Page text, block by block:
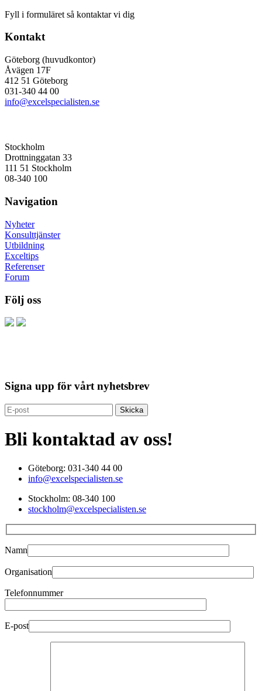
Fyll i formuläret så kontaktar vi dig
Kontakt
Göteborg (huvudkontor)
Åvägen 17F
412 51 Göteborg
031-340 44 00
info@excelspecialisten.se
Stockholm
Drottninggatan 33
111 51 Stockholm
08-340 100
Navigation
Nyheter
Konsulttjänster
Utbildning
Exceltips
Referenser
Forum
Följ oss
Signa upp för vårt nyhetsbrev
Bli kontaktad av oss!
Göteborg: 031-340 44 00
info@excelspecialisten.se
Stockholm: 08-340 100
stockholm@excelspecialisten.se
Namn
Organisation
Telefonnummer
E-post